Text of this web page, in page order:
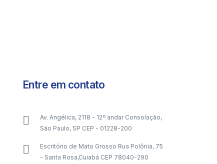
Entre em contato
Av. Angélica, 2118 - 12º andar Consolação,
São Paulo, SP CEP - 01228-200
Escritório de Mato Grosso Rua Polônia, 75
- Santa Rosa,Cuiabá CEP 78040-290